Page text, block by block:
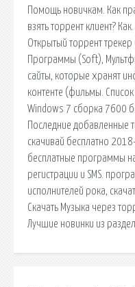
Помощь новичкам. Как
взять торрент клиент?
Открытый торрент
Программы (Soft),
сайты, которые хранят
контенте (фильмы.
Windows 7 сборка 7600
Последние добавленные
скачивай бесплатно
бесплатные программы
регистрации и SMS.
исполнителей рока,
Скачать Музыка через
Лучшие новинки из